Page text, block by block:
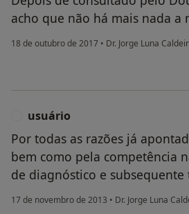
acho que não há mais nada a
18 de outubro de 2017 • Dr. Jorge Luna
usuário
Por todas as razões já
bem como pela competência
de diagnóstico e
17 de novembro de 2013 • Dr. Jorge Luna